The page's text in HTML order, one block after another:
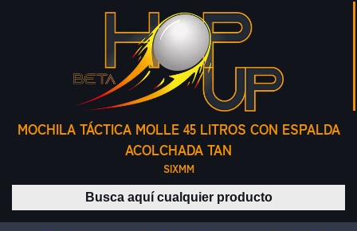
MOCHILA TÁCTICA MOLLE 45 LITROS CON ESPALDA
ACOLCHADA TAN
SIXMM
Buscar productos